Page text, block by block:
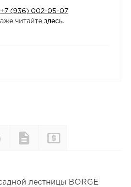
+7 (936) 002-05-07
читайтездесь.
Цветовая
палитра
Документы
лестницы BORGE